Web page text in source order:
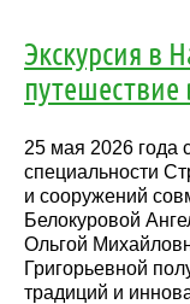
Экскурсия в
25 мая 2026 года
специальности
и сооружений
Белокуровой
Ольгой
Григорьевной
традиций и